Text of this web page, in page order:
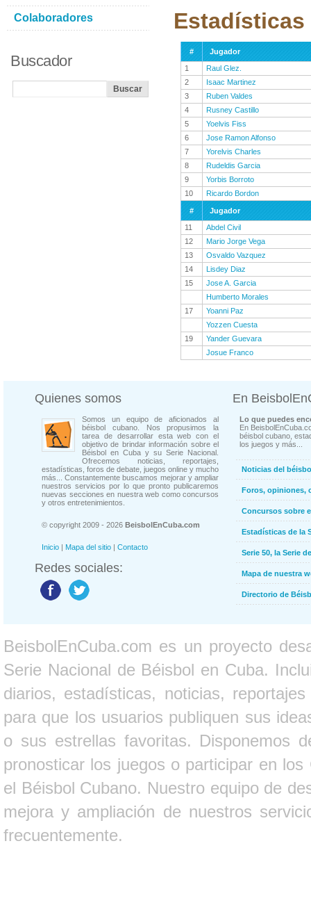
#
Jugador
1
Raul Glez.
2
Isaac Martinez
3
Ruben Valdes
4
Rusney Castillo
5
Yoelvis Fiss
6
Jose Ramon Alfonso
7
Yorelvis Charles
8
Rudeldis Garcia
9
Yorbis Borroto
10
Ricardo Bordon
#
Jugador
11
Abdel Civil
12
Mario Jorge Vega
13
Osvaldo Vazquez
14
Lisdey Diaz
15
Jose A. Garcia
Humberto Morales
17
Yoanni Paz
Yozzen Cuesta
19
Yander Guevara
Josue Franco
Colaboradores
Buscador
Quienes somos
Somos un equipo de aficionados al
béisbol cubano. Nos propusimos la
tarea de desarrollar esta web con el
objetivo de brindar información sobre el
Béisbol en Cuba y su Serie Nacional.
Ofrecemos noticias, reportajes,
estadísticas, foros de debate, juegos online y mucho
más... Constantemente buscamos mejorar y ampliar
nuestros servicios por lo que pronto publicaremos
nuevas secciones en nuestra web como concursos
y otros entretenimientos.
© copyright 2009 - 2026 BeisbolEnCuba.com
Inicio | Mapa del sitio | Contacto
Redes sociales:
En
Lo que puedes
En
béisbol cubano,
los juegos y más...
Noticias del
Foros, opiniones,
Concursos sobre
Estadísticas de la
Serie 50, la Serie
Mapa de nuestra
Directorio de
BeisbolEnCuba.com es un proyecto
Serie Nacional de Béisbol en Cuba.
diarios, estadísticas, noticias,
para que los usuarios publiquen sus
o sus estrellas favoritas. Disponemos
pronosticar los juegos o participar en
el Béisbol Cubano. Nuestro equipo de
mejora y ampliación de nuestros
frecuentemente.